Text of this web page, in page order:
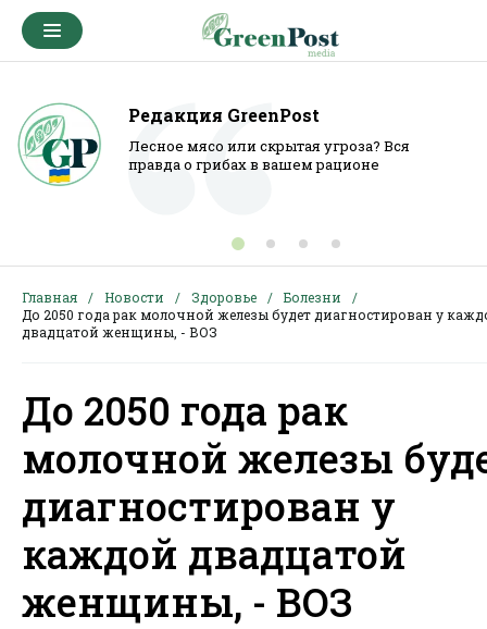
Редакция GreenPost
Лесное мясо или скрытая угроза? Вся
правда о грибах в вашем рационе
Главная Новости Здоровье
Болезни
До 2050 года рак молочной железы будет диагностирован у
двадцатой женщины, - ВОЗ
До 2050 года рак
молочной железы
диагностирован у
каждой двадцатой
женщины, - ВОЗ